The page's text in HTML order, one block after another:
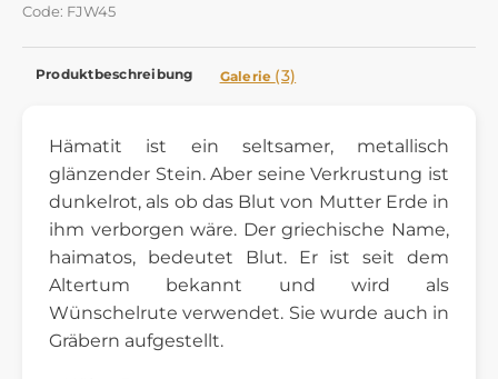
Code: FJW45
Produktbeschreibung Galerie (3)
Hämatit ist ein seltsamer, metallisch
glänzender Stein. Aber seine Verkrustung ist
dunkelrot, als ob das Blut von Mutter Erde in
ihm verborgen wäre. Der griechische Name,
haimatos, bedeutet Blut. Er ist seit dem
Altertum bekannt und wird als
Wünschelrute verwendet. Sie wurde auch in
Gräbern aufgestellt.